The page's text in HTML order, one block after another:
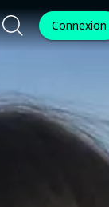
Connexion